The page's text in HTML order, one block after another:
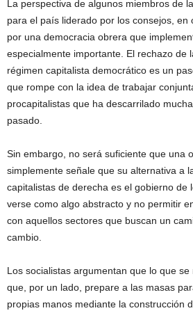
La perspectiva de algunos miembros de
para el país liderado por los consejos, en
por una democracia obrera que
especialmente importante. El rechazo de
régimen capitalista democrático es un
que rompe con la idea de trabajar
procapitalistas que ha descarrilado
pasado.
Sin embargo, no será suficiente que una
simplemente señale que su alternativa a
capitalistas de derecha es el gobierno de
verse como algo abstracto y no permitir
con aquellos sectores que buscan un
cambio.
Los socialistas argumentan que lo que
que, por un lado, prepare a las masas
propias manos mediante la construcción